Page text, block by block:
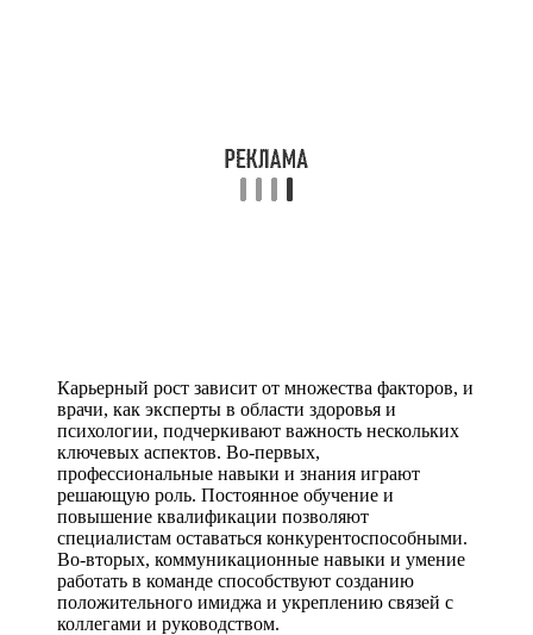
Карьерный рост зависит от множества факторов, и
врачи, как эксперты в области здоровья и
психологии, подчеркивают важность нескольких
ключевых аспектов. Во-первых,
профессиональные навыки и знания играют
решающую роль. Постоянное обучение и
повышение квалификации позволяют
специалистам оставаться конкурентоспособными.
Во-вторых, коммуникационные навыки и умение
работать в команде способствуют созданию
положительного имиджа и укреплению связей с
коллегами и руководством.